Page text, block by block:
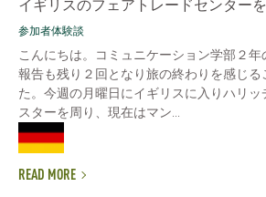
イギリスのフェアトレードセンター
参加者体験談
こんにちは。コミュニケーション学部２
報告も残り２回となり旅の終わりを感じる
た。今週の月曜日にイギリスに入りハリッ
スターを周り、現在はマン...
READ MORE